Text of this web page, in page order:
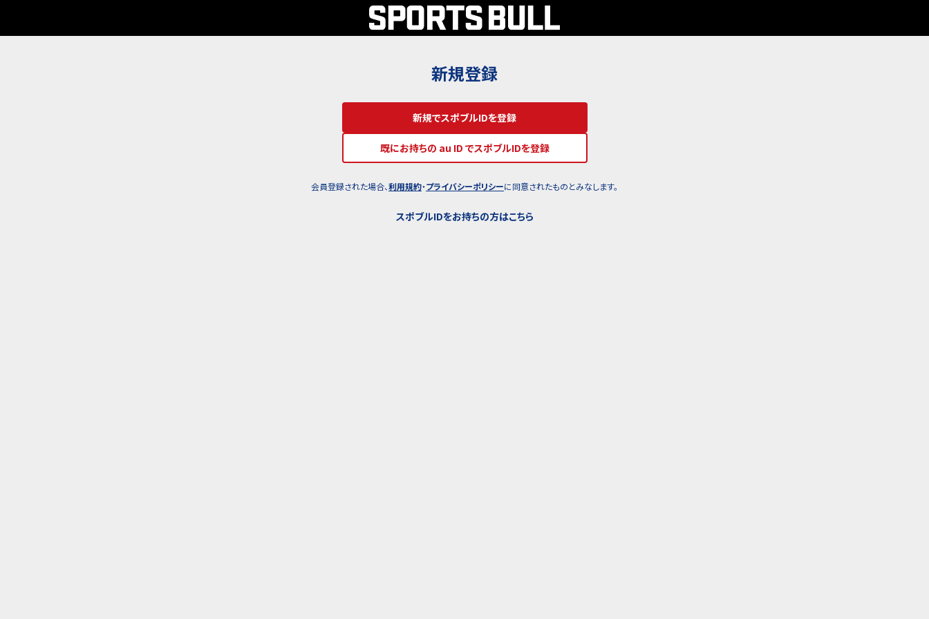
新規登録
新規でスポブルIDを登録
既にお持ちの au ID でスポブルIDを登録
会員登録された場合、利用規約・プライバシーポリシーに同意されたものとみなします。
スポブルIDをお持ちの方はこちら